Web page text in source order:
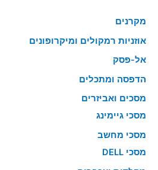
מקרנים
אוזניות רמקולים ומיקרופונים
אל-פסק
הדפסה ומתכלים
מסכים ואביזרים
מסכי גיימינג
מסכי מחשב
מסכי DELL